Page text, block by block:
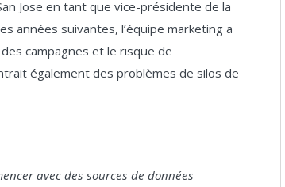
Jose en tant que vice-présidente de la
années suivantes, l’équipe marketing a
campagnes et le risque de
également des problèmes de silos de
avec des sources de données